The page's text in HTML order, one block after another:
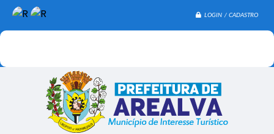
LOGIN / CADASTRO